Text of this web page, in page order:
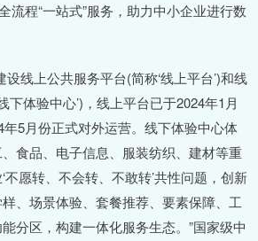
流程“一站式”服务，助力中小企业进行数
线上公共服务平台(简称‘线上平台’)和线
下体验中心’)，线上平台已于2024年1月
年5月份正式对外运营。线下体验中心体
食品、电子信息、服装纺织、建材等重
不愿转、不会转、不敢转’共性问题，创新
、场景体验、套餐推荐、要素保障、工
分区，构建一体化服务生态。”国家级中